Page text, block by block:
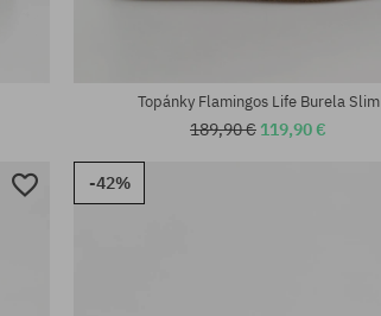
Topánky Flamingos Life Burela Slim
189,90 € 119,90 €
-42%